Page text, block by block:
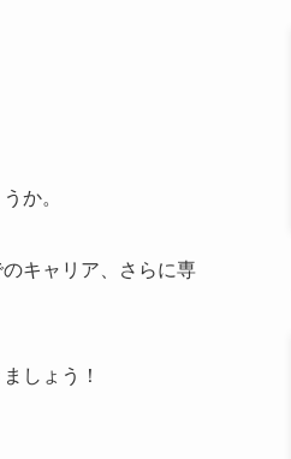
か。
キャリア、さらに専
しょう！